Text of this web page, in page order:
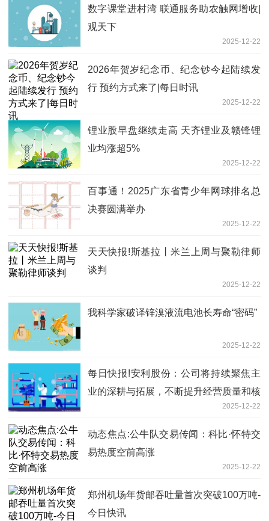
数字课堂进村湾 联通服务助农触网增收|
观天下
2025-12-22
2026年贺岁纪念币、纪念钞今起陆续发
行 预约方式来了|每日时讯
2025-12-22
锂业股早盘继续走高 天齐锂业及赣锋锂
业均涨超5%
2025-12-22
百事通！2025广东省青少年网球排名总
决赛圆满举办
2025-12-22
天天快报!斯基拉丨米兰上周与聚勒律师
谈判
2025-12-22
我科学家破译锌溴液流电池长寿命“密码”
2025-12-22
每日快报!安利股份：公司将持续聚焦主
业的深耕与拓展，不断提升经营质量和核
2025-12-22
动态焦点:公牛队交易传闻：科比·怀特交
易热度空前高涨
2025-12-22
郑州机场年货邮吞吐量首次突破100万吨-
今日快讯